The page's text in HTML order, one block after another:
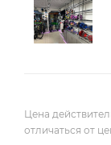
Цена
отличаться от